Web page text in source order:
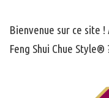
Bienvenue sur ce site
Feng Shui Chue Style®